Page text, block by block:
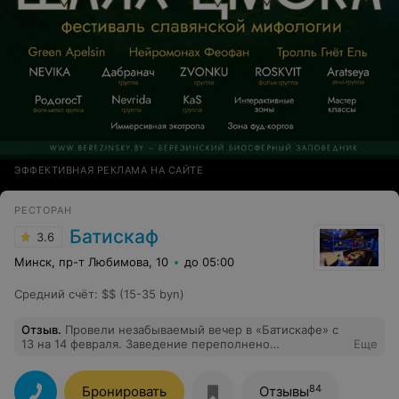
ЭФФЕКТИВНАЯ РЕКЛАМА НА САЙТЕ
РЕСТОРАН
3.6 Батискаф
Минск, пр-т Любимова, 10 до 05:00
Средний счёт: $$ (15-35 byn)
Отзыв. Провели незабываемый вечер в «Батискафе» с
13 на 14 февраля. Заведение переполнено
высшем уровне, и это целиком заслуга нашего
официанта. Диана, спасибо вам большое за вашу
Еще
Бронировать Отзывы84